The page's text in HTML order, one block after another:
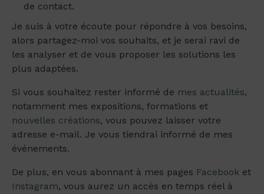
de contact.
Je suis à votre écoute pour répondre à vos besoins,
alors partagez-moi vos souhaits, et je serai ravi de
les analyser et de vous proposer les solutions les
plus adaptées.
Si vous souhaitez rester informé de mes actualités,
notamment mes expositions, formations et
nouvelles créations, vous pouvez laisser votre
adresse e-mail. Je vous tiendrai informé de mes
événements.
De plus, en vous abonnant à mes pages Facebook et
Instagram, vous aurez un accès en temps réel à